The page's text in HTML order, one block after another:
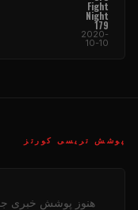
Fight
Night
179
2020-
10-10
پوشش تریسی کورتز
هنوز پوشش خبری